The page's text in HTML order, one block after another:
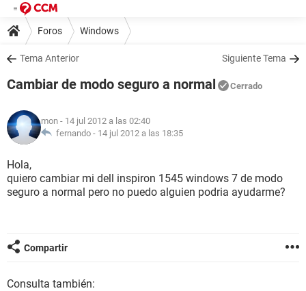
Foros Windows
Tema Anterior Siguiente Tema
Cambiar de modo seguro a normal Cerrado
mon - 14 jul 2012 a las 02:40
fernando - 14 jul 2012 a las 18:35
Hola,
quiero cambiar mi dell inspiron 1545 windows 7 de modo
seguro a normal pero no puedo alguien podria ayudarme?
Compartir
Consulta también: